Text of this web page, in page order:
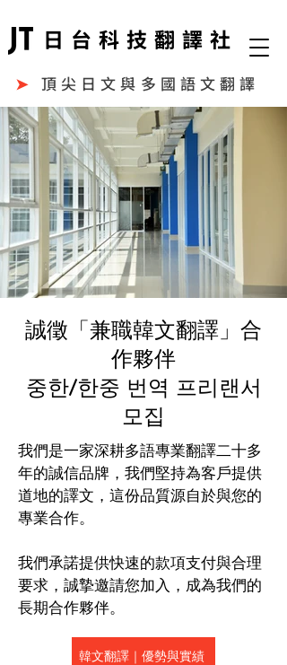
➤ 頂尖日文與多國語文翻譯
日台科技翻譯社
誠徵「兼職韓文翻譯」合
作夥伴
중한/한중 번역 프리랜서
모집
我們是一家深耕多語專業翻譯二十多
年的誠信品牌，我們堅持為客戶提供
道地的譯文，這份品質源自於與您的
專業合作。
我們承諾提供快速的款項支付與合理
要求，誠摯邀請您加入，成為我們的
長期合作夥伴。
韓文翻譯｜優勢與實績